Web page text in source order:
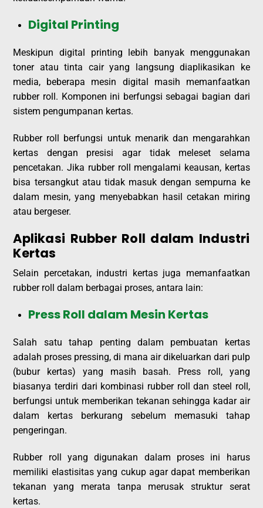
Digital Printing
Meskipun digital printing lebih banyak menggunakan
toner atau tinta cair yang langsung diaplikasikan ke
media, beberapa mesin digital masih memanfaatkan
rubber roll. Komponen ini berfungsi sebagai bagian dari
sistem pengumpanan kertas.
Rubber roll berfungsi untuk menarik dan mengarahkan
kertas dengan presisi agar tidak meleset selama
pencetakan. Jika rubber roll mengalami keausan, kertas
bisa tersangkut atau tidak masuk dengan sempurna ke
dalam mesin, yang menyebabkan hasil cetakan miring
atau bergeser.
Aplikasi Rubber Roll dalam Industri
Kertas
Selain percetakan, industri kertas juga memanfaatkan
rubber roll dalam berbagai proses, antara lain:
Press Roll dalam Mesin Kertas
Salah satu tahap penting dalam pembuatan kertas
adalah proses pressing, di mana air dikeluarkan dari pulp
(bubur kertas) yang masih basah. Press roll, yang
biasanya terdiri dari kombinasi rubber roll dan steel roll,
berfungsi untuk memberikan tekanan sehingga kadar air
dalam kertas berkurang sebelum memasuki tahap
pengeringan.
Rubber roll yang digunakan dalam proses ini harus
memiliki elastisitas yang cukup agar dapat memberikan
tekanan yang merata tanpa merusak struktur serat
kertas.